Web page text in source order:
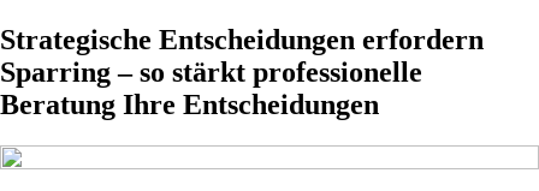
Strategische Entscheidungen erfordern
Sparring – so stärkt professionelle
Beratung Ihre Entscheidungen